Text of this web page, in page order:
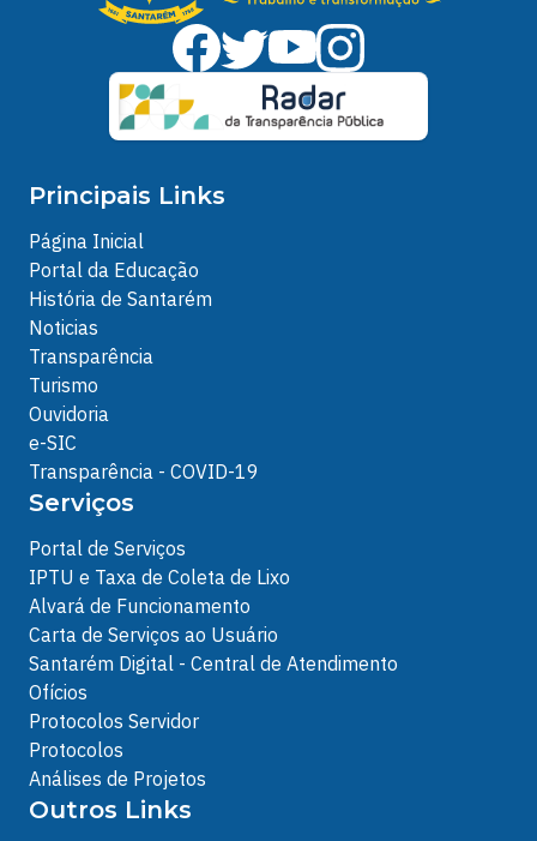
Principais Links
Página Inicial
Portal da Educação
História de Santarém
Noticias
Transparência
Turismo
Ouvidoria
e-SIC
Transparência - COVID-19
Serviços
Portal de Serviços
IPTU e Taxa de Coleta de Lixo
Alvará de Funcionamento
Carta de Serviços ao Usuário
Santarém Digital - Central de Atendimento
Ofícios
Protocolos Servidor
Protocolos
Análises de Projetos
Outros Links